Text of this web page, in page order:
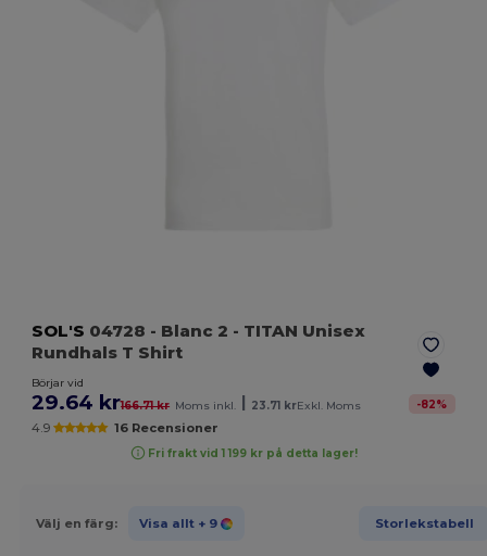
SOL'S 04728 - Blanc 2 - TITAN Unisex
Rundhals T Shirt
Börjar vid
29.64 kr166.71 kr Moms inkl. 23.71 krExkl. Moms -82%
4.9 16 Recensioner
Fri frakt vid 1 199 kr på detta lager!
Välj en färg: Visa allt + 9 Storlekstabell